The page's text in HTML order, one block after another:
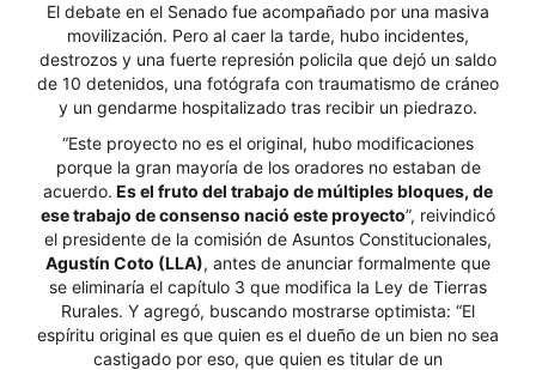
El debate en el Senado fue acompañado por una masiva
movilización. Pero al caer la tarde, hubo incidentes,
destrozos y una fuerte represión policila que dejó un saldo
de 10 detenidos, una fotógrafa con traumatismo de cráneo
y un gendarme hospitalizado tras recibir un piedrazo.
“Este proyecto no es el original, hubo modificaciones
porque la gran mayoría de los oradores no estaban de
acuerdo. Es el fruto del trabajo de múltiples bloques, de
ese trabajo de consenso nació este proyecto”, reivindicó
el presidente de la comisión de Asuntos Constitucionales,
Agustín Coto (LLA), antes de anunciar formalmente que
se eliminaría el capítulo 3 que modifica la Ley de Tierras
Rurales. Y agregó, buscando mostrarse optimista: “El
espíritu original es que quien es el dueño de un bien no sea
castigado por eso, que quien es titular de un